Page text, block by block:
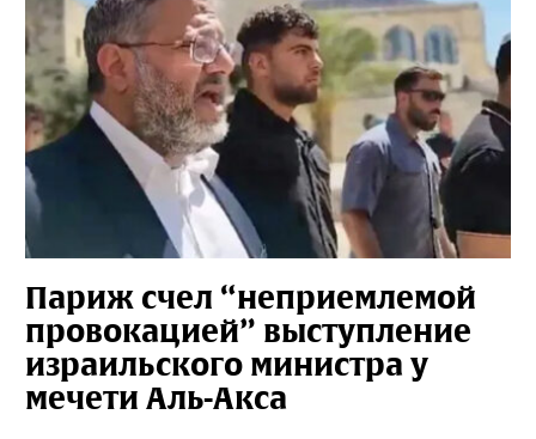
Париж счел “неприемлемой
провокацией” выступление
израильского министра у
мечети Аль-Акса